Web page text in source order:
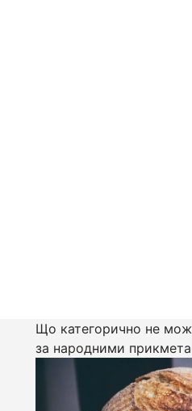
Що категорично не
за народними